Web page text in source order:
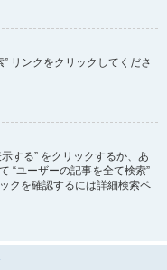
リンクをクリックしてくださ
する” をクリックするか、あ
“ユーザーの記事を全て検索”
クを確認するには詳細検索ペ